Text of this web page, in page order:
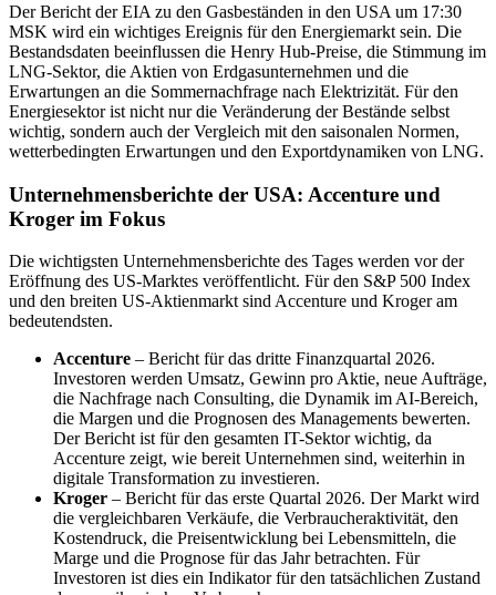
Der Bericht der EIA zu den Gasbeständen in den USA um 17:30
MSK wird ein wichtiges Ereignis für den Energiemarkt sein. Die
Bestandsdaten beeinflussen die Henry Hub-Preise, die Stimmung im
LNG-Sektor, die Aktien von Erdgasunternehmen und die
Erwartungen an die Sommernachfrage nach Elektrizität. Für den
Energiesektor ist nicht nur die Veränderung der Bestände selbst
wichtig, sondern auch der Vergleich mit den saisonalen Normen,
wetterbedingten Erwartungen und den Exportdynamiken von LNG.
Unternehmensberichte der USA: Accenture und
Kroger im Fokus
Die wichtigsten Unternehmensberichte des Tages werden vor der
Eröffnung des US-Marktes veröffentlicht. Für den S&P 500 Index
und den breiten US-Aktienmarkt sind Accenture und Kroger am
bedeutendsten.
Accenture – Bericht für das dritte Finanzquartal 2026.
Investoren werden Umsatz, Gewinn pro Aktie, neue Aufträge,
die Nachfrage nach Consulting, die Dynamik im AI-Bereich,
die Margen und die Prognosen des Managements bewerten.
Der Bericht ist für den gesamten IT-Sektor wichtig, da
Accenture zeigt, wie bereit Unternehmen sind, weiterhin in
digitale Transformation zu investieren.
Kroger – Bericht für das erste Quartal 2026. Der Markt wird
die vergleichbaren Verkäufe, die Verbraucheraktivität, den
Kostendruck, die Preisentwicklung bei Lebensmitteln, die
Marge und die Prognose für das Jahr betrachten. Für
Investoren ist dies ein Indikator für den tatsächlichen Zustand